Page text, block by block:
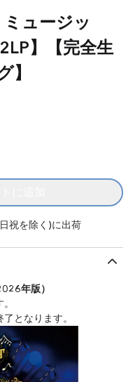
ュージッ
】【完全生
】
Add ビッグバンドビー
祝を除く)に出荷
年版）
となります。